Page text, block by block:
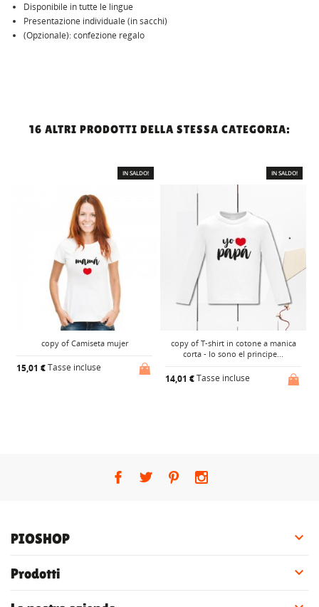
Disponibile in tutte le lingue
Presentazione individuale (in sacchi)
(Opzionale): confezione regalo
16 ALTRI PRODOTTI DELLA STESSA CATEGORIA:
IN SALDO!
copy of Camiseta mujer
15,01 €Tasse incluse
IN SALDO!
copy of T-shirt in cotone a manica
corta - Io sono el principe...
14,01 €Tasse incluse
PIOSHOP 
Prodotti 